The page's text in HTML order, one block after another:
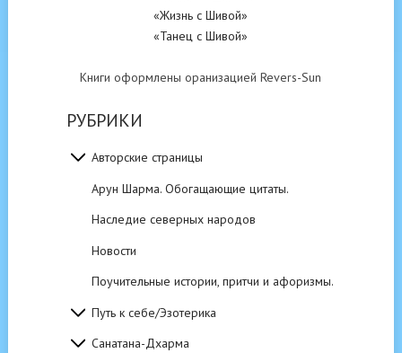
«Жизнь с Шивой»
«Танец с Шивой»
Книги оформлены оранизацией Revers-Sun
РУБРИКИ
Авторские страницы
Арун Шарма. Обогащающие цитаты.
Наследие северных народов
Новости
Поучительные истории, притчи и афоризмы.
Путь к себе/Эзотерика
Санатана-Дхарма